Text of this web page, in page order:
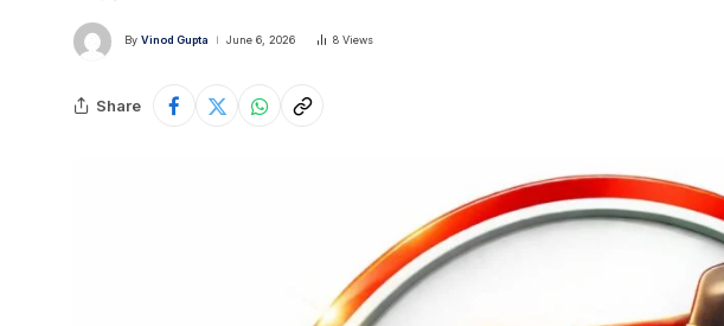
By Vinod Gupta June 6, 2026 8 Views
Share